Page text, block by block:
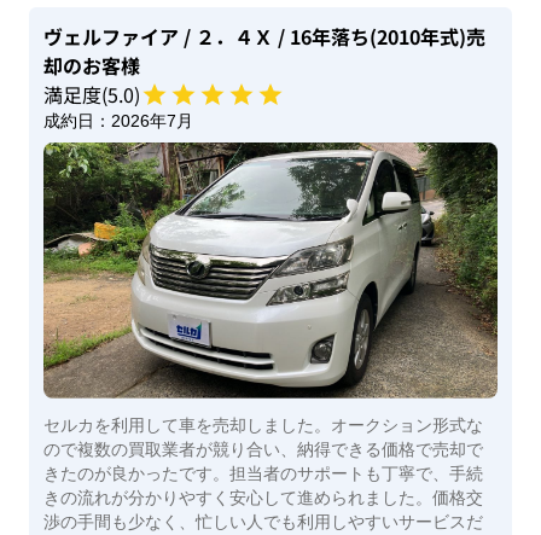
ヴェルファイア / ２．４Ｘ / 16年落ち(2010年式)売
却のお客様
満足度(5.0)
成約日： 2026年7月
セルカを利用して車を売却しました。オークション形式な
ので複数の買取業者が競り合い、納得できる価格で売却で
きたのが良かったです。担当者のサポートも丁寧で、手続
きの流れが分かりやすく安心して進められました。価格交
渉の手間も少なく、忙しい人でも利用しやすいサービスだ